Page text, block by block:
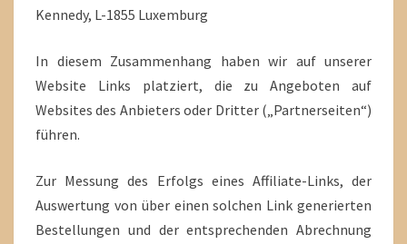
Kennedy, L-1855 Luxemburg
In diesem Zusammenhang haben wir auf unserer
Website Links platziert, die zu Angeboten auf
Websites des Anbieters oder Dritter („Partnerseiten“)
führen.
Zur Messung des Erfolgs eines Affiliate-Links, der
Auswertung von über einen solchen Link generierten
Bestellungen und der entsprechenden Abrechnung